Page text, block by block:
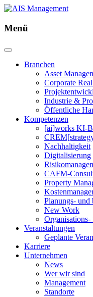
Menü
Branchen
Asset
Corporate
Industrie &
Öffentliche
Kompetenzen
[ai]works KI-
Nachhaltigkeit
Digitalisierung
CAFM-
Property
Planungs- und
New Work
Organisations-
Veranstaltungen
Geplante
Karriere
Unternehmen
News
Wer wir sind
Management
Standorte